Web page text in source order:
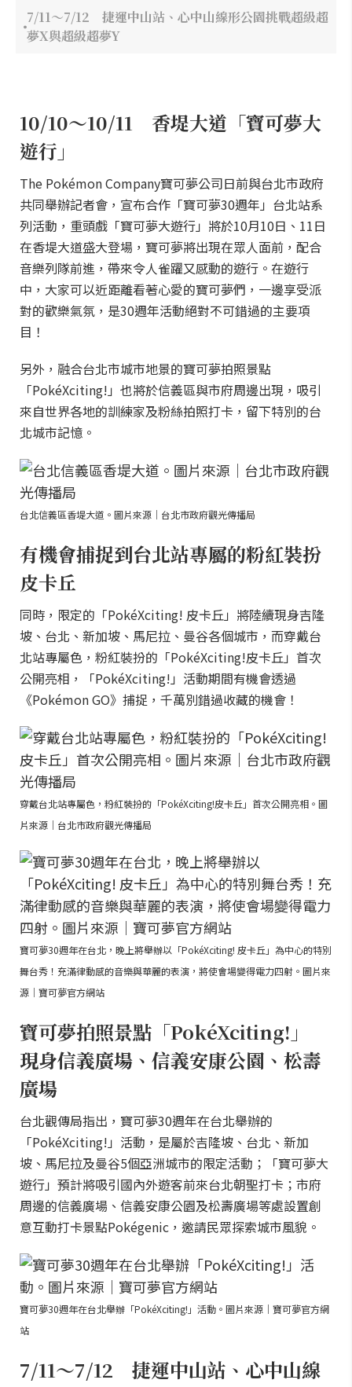
7/11～7/12 捷運中山站、心中山線形公園挑戰超級超
夢X與超級超夢Y
10/10～10/11 香堤大道「寶可夢大
遊行」
The Pokémon Company寶可夢公司日前與台北市政府
共同舉辦記者會，宣布合作「寶可夢30週年」台北站系
列活動，重頭戲「寶可夢大遊行」將於10月10日、11日
在香堤大道盛大登場，寶可夢將出現在眾人面前，配合
音樂列隊前進，帶來令人雀躍又感動的遊行。在遊行
中，大家可以近距離看著心愛的寶可夢們，一邊享受派
對的歡樂氣氛，是30週年活動絕對不可錯過的主要項
目！
另外，融合台北市城市地景的寶可夢拍照景點
「PokéXciting!」也將於信義區與市府周邊出現，吸引
來自世界各地的訓練家及粉絲拍照打卡，留下特別的台
北城市記憶。
台北信義區香堤大道。圖片來源｜台北市政府觀光傳播局
有機會捕捉到台北站專屬的粉紅裝扮
皮卡丘
同時，限定的「PokéXciting! 皮卡丘」將陸續現身吉隆
坡、台北、新加坡、馬尼拉、曼谷各個城市，而穿戴台
北站專屬色，粉紅裝扮的「PokéXciting!皮卡丘」首次
公開亮相，「PokéXciting!」活動期間有機會透過
《Pokémon GO》捕捉，千萬別錯過收藏的機會！
穿戴台北站專屬色，粉紅裝扮的「PokéXciting!皮卡丘」首次公開亮相。圖
片來源｜台北市政府觀光傳播局
寶可夢30週年在台北，晚上將舉辦以「PokéXciting! 皮卡丘」為中心的特別
舞台秀！充滿律動感的音樂與華麗的表演，將使會場變得電力四射。圖片來
源｜寶可夢官方網站
寶可夢拍照景點「PokéXciting!」
現身信義廣場、信義安康公園、松壽
廣場
台北觀傳局指出，寶可夢30週年在台北舉辦的
「PokéXciting!」活動，是屬於吉隆坡、台北、新加
坡、馬尼拉及曼谷5個亞洲城市的限定活動；「寶可夢大
遊行」預計將吸引國內外遊客前來台北朝聖打卡；市府
周邊的信義廣場、信義安康公園及松壽廣場等處設置創
意互動打卡景點Pokégenic，邀請民眾探索城市風貌。
寶可夢30週年在台北舉辦「PokéXciting!」活動。圖片來源｜寶可夢官方網
站
7/11～7/12 捷運中山站、心中山線